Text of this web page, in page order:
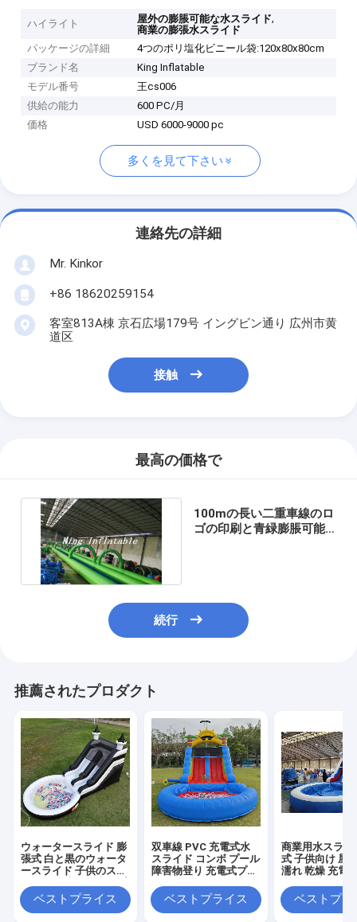
ハイライト 屋外の膨脹可能な水スライド,
商業の膨張水スライド
パッケージの詳細
4つのポリ塩化ビニール袋:120x80x80cm
ブランド名
King Inflatable
モデル番号
王cs006
供給の能力
600 PC/月
価格
USD 6000-9000 pc
多くを見て下さい
連絡先の詳細
Mr. Kinkor
+86 18620259154
客室813A棟 京石広場179号 イングビン通り 広州市黄
道区
接触
最高の価格で
100mの長い二重車線のロ
ゴの印刷と青緑膨脹可能
続行
推薦されたプロダクト
ウォータースライド 膨
張式 白と黒のウォータ
ースライド 子供のスラ
ラッシュプール
ベストプライス
双車線 PVC 充電式水
スライド コンボ プール
障害物登り 充電式プー
ベストプライス
商業用水スライ
式 子供向け 屋
濡れ 乾燥 充電
ールベストプラ